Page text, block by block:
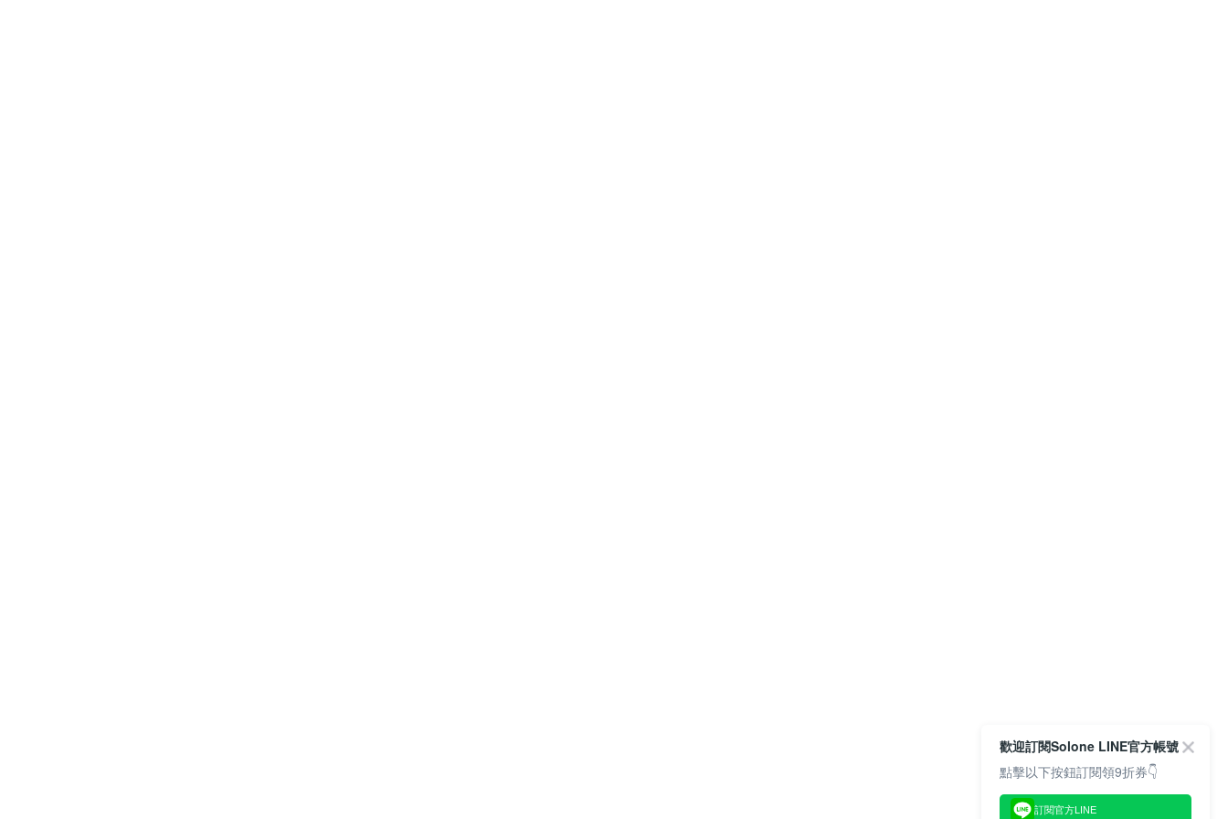
歡迎訂閱Solone LINE官方帳號
點擊以下按鈕訂閱領9折券👇
訂閱官方LINE